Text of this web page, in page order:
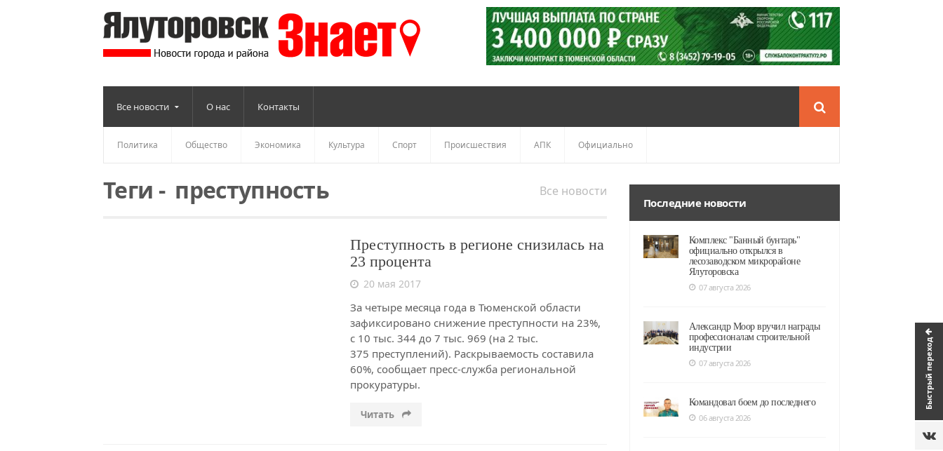
Быстрый переход
Все новости О нас Контакты
Политика Общество Экономика Культура Спорт Происшествия АПК Официально
Все новости
Теги -преступность
Преступность в регионе снизилась на
23 процента
20 мая 2017
За четыре месяца года в Тюменской области
зафиксировано снижение преступности на 23%,
с 10 тыс. 344 до 7 тыс. 969 (на 2 тыс.
375 преступлений). Раскрываемость составила
60%, сообщает пресс-служба региональной
прокуратуры.
Читать
Последние новости
Комплекс "Банный бунтарь"
официально открылся в
лесозаводском микрорайоне
Ялуторовска
07 августа 2026
Александр Моор вручил награды
профессионалам строительной
индустрии
07 августа 2026
Командовал боем до последнего
06 августа 2026